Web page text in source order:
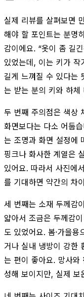
실제 리뷰를 살펴보면
해야 할 포인트는 분명
감이에요. “옷이 좀 길
있었는데, 이는 키가 작
길게 느껴질 수 있다는
는 받는 분의 키와 하체
두 번째 주의점은 색상
화면보다는 다소 어둡
는 조명과 화면 설정에
핑크나 화사한 계열은
있어요. 따라서 사진에
를 기대하면 약간의 차
세 번째는 소재 두께감
얇아서 조금은 두께감
도 있었어요. 봄·가을
거나 실내 냉방이 강한
는 편이 좋아요. 망사와
성해 보이지만, 실제 보